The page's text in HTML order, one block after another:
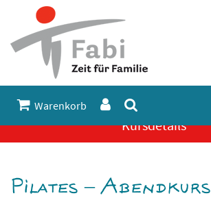
Warenkorb
Kursdetails
Pilates – Abendkurs